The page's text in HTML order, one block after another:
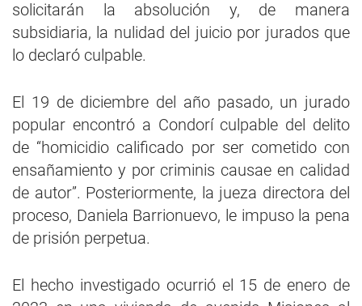
solicitarán la absolución y, de manera
subsidiaria, la nulidad del juicio por jurados que
lo declaró culpable.
El 19 de diciembre del año pasado, un jurado
popular encontró a Condorí culpable del delito
de “homicidio calificado por ser cometido con
ensañamiento y por criminis causae en calidad
de autor”. Posteriormente, la jueza directora del
proceso, Daniela Barrionuevo, le impuso la pena
de prisión perpetua.
El hecho investigado ocurrió el 15 de enero de